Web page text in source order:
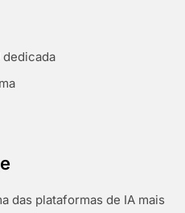
dedicada
das plataformas de IA mais